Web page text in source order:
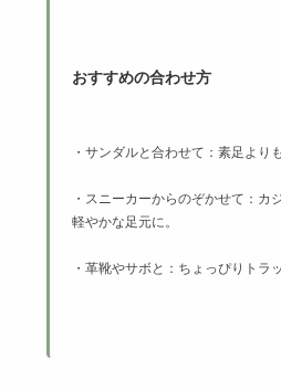
おすすめの合わせ方
・サンダルと合わせて：素足より
・スニーカーからのぞかせて：
軽やかな足元に。
・革靴やサボと：ちょっぴりトラ